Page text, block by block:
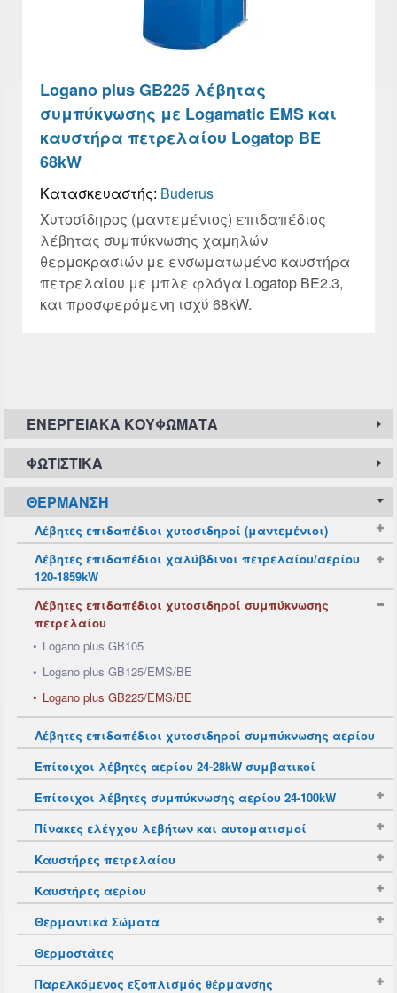
Logano plus GB225 λέβητας
συμπύκνωσης με Logamatic EMS και
καυστήρα πετρελαίου Logatop BE
68kW
Κατασκευαστής: Buderus
Χυτοσίδηρος (μαντεμένιος) επιδαπέδιος
λέβητας συμπύκνωσης χαμηλών
θερμοκρασιών με ενσωματωμένο καυστήρα
πετρελαίου με μπλε φλόγα Logatop BE2.3,
και προσφερόμενη ισχύ 68kW.
ΕΝΕΡΓΕΙΑΚΆ ΚΟΥΦΏΜΑΤΑ
ΦΩΤΙΣΤΙΚΆ
ΘΈΡΜΑΝΣΗ
Λέβητες επιδαπέδιοι χυτοσιδηροί (μαντεμένιοι)
Λέβητες επιδαπέδιοι χαλύβδινοι πετρελαίου/αερίου
120-1859kW
Λέβητες επιδαπέδιοι χυτοσιδηροί συμπύκνωσης
πετρελαίου
Logano plus GB105
Logano plus GB125/EMS/BE
Logano plus GB225/EMS/BE
Λέβητες επιδαπέδιοι χυτοσιδηροί συμπύκνωσης αερίου
Επίτοιχοι λέβητες αερίου 24-28kW συμβατικοί
Επίτοιχοι λέβητες συμπύκνωσης αερίου 24-100kW
Πίνακες ελέγχου λεβήτων και αυτοματισμοί
Καυστήρες πετρελαίου
Καυστήρες αερίου
Θερμαντικά Σώματα
Θερμοστάτες
Παρελκόμενος εξοπλισμός θέρμανσης